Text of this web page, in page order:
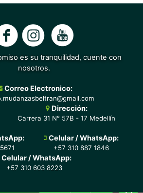
¡Atención en línea!
¡Atención en línea!
es su tranquilidad, cuente con
nosotros.
Correo Electronico:
Dirección:
Carrera 31 N° 57B - 17 Medellín
Celular / WhatsApp:
+57 310 887 1846
Celular / WhatsApp:
+57 310 603 8223